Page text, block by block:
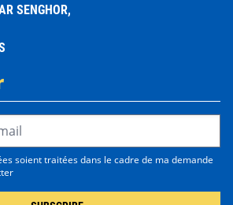
SENGHOR,
soient traitées dans le cadre de ma demande